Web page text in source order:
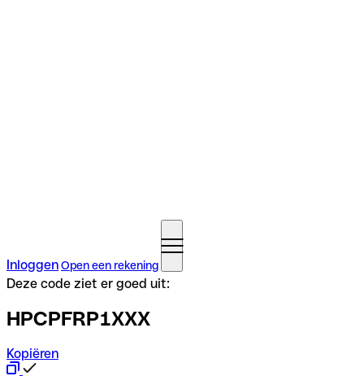
InloggenOpen een rekening
Deze code ziet er goed uit:
HPCPFRP1XXX
Kopiëren